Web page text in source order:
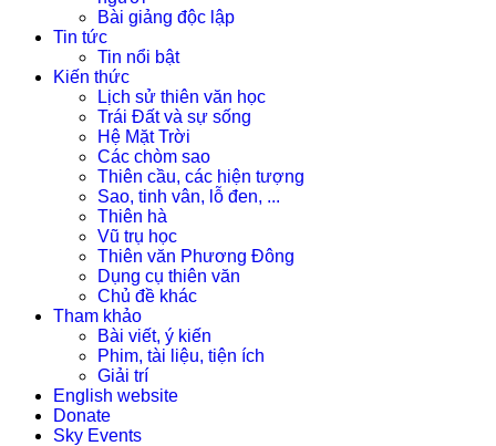
Bài giảng độc lập
Tin tức
Tin nổi bật
Kiến thức
Lịch sử thiên văn học
Trái Đất và sự sống
Hệ Mặt Trời
Các chòm sao
Thiên cầu, các hiện tượng
Sao, tinh vân, lỗ đen, ...
Thiên hà
Vũ trụ học
Thiên văn Phương Đông
Dụng cụ thiên văn
Chủ đề khác
Tham khảo
Bài viết, ý kiến
Phim, tài liệu, tiện ích
Giải trí
English website
Donate
Sky Events